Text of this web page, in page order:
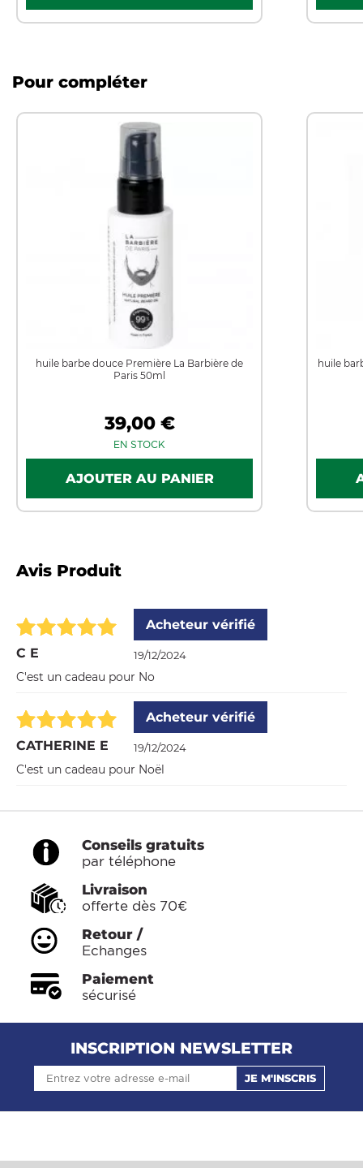
Pour compléter
huile barbe douce Première La Barbière de
Paris 50ml
39,00 €
EN STOCK
huile
Avis Produit
C E
Acheteur vérifié
19/12/2024
C'est un cadeau pour No
CATHERINE E
Acheteur vérifié
19/12/2024
C'est un cadeau pour Noël
Conseils gratuits
par téléphone
Livraison
offerte dès 70€
Retour /
Echanges
Paiement
sécurisé
INSCRIPTION NEWSLETTER
JE M'INSCRIS